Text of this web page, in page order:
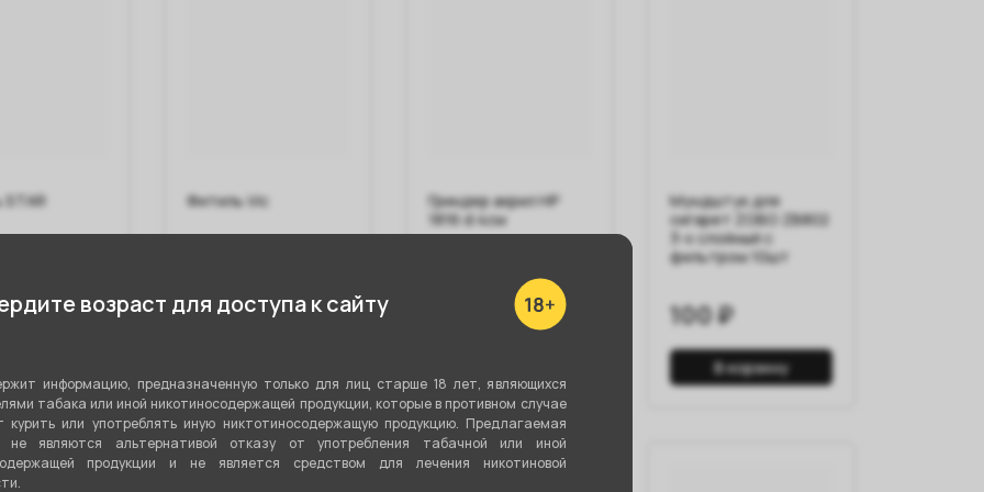
возраст для доступа к сайту
информацию, предназначенную только для лиц старше 18 лет, являющихся
табака или иной никотиносодержащей продукции, которые в противном случае
курить или употреблять иную никтотиносодержащую продукцию. Предлагаемая
не являются альтернативой отказу от употребления табачной или иной
продукции и не является средством для лечения никотиновой
Фитиль Vic
80 ₽
Гриндер акрил HP
1816 d 4см
Мундштук для
сигарет ZOBO ZB802
3-х слойный с
фильтром 10шт
100 ₽
В корзину